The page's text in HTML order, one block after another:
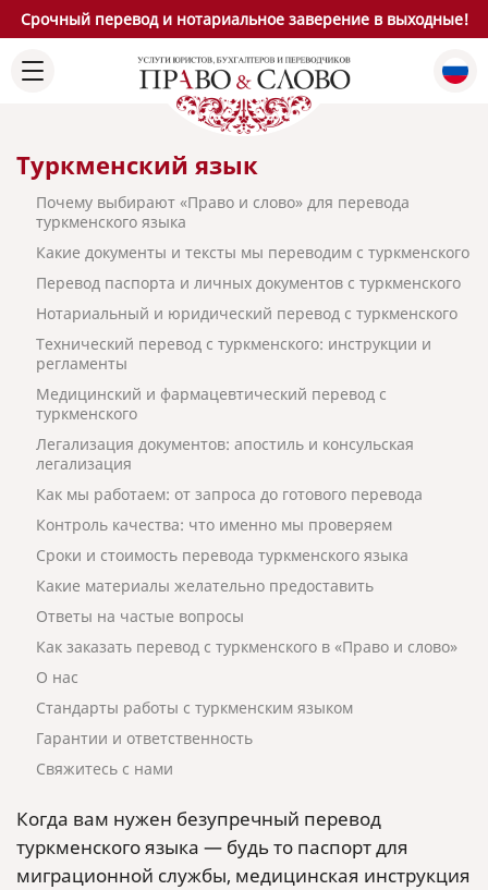
Срочный перевод и нотариальное заверение в выходные!
Туркменский язык
Почему выбирают «Право и слово» для перевода
туркменского языка
Какие документы и тексты мы переводим с туркменского
Перевод паспорта и личных документов с туркменского
Нотариальный и юридический перевод с туркменского
Технический перевод с туркменского: инструкции и
регламенты
Медицинский и фармацевтический перевод с
туркменского
Легализация документов: апостиль и консульская
легализация
Как мы работаем: от запроса до готового перевода
Контроль качества: что именно мы проверяем
Сроки и стоимость перевода туркменского языка
Какие материалы желательно предоставить
Ответы на частые вопросы
Как заказать перевод с туркменского в «Право и слово»
О нас
Стандарты работы с туркменским языком
Гарантии и ответственность
Свяжитесь с нами
Когда вам нужен безупречный перевод
туркменского языка — будь то паспорт для
миграционной службы, медицинская инструкция